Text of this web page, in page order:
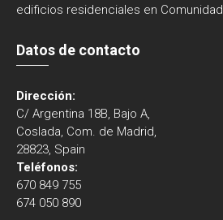
edificios residenciales en
Datos de contacto
Dirección:
C/ Argentina 18B, Bajo A,
Coslada, Com. de Madrid,
28823, Spain
Teléfonos:
670 849 755
674 050 890